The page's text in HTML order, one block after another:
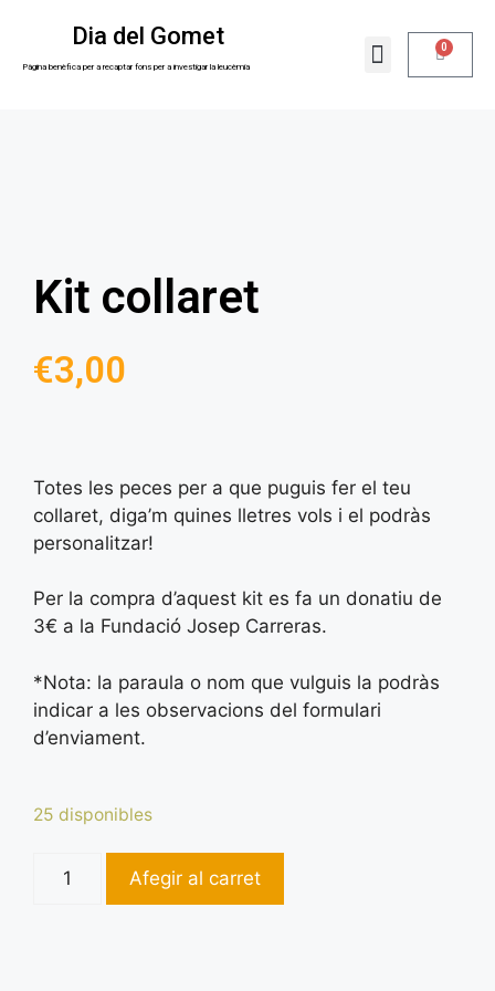
Dia del Gomet
Pàgina benèfica per a recaptar fons per a investigar la leucèmia
0
Kit collaret
€3,00
Totes les peces per a que puguis fer el teu
collaret, diga’m quines lletres vols i el podràs
personalitzar!
Per la compra d’aquest kit es fa un donatiu de
3€ a la Fundació Josep Carreras.
*Nota: la paraula o nom que vulguis la podràs
indicar a les observacions del formulari
d’enviament.
25 disponibles
Afegir al carret